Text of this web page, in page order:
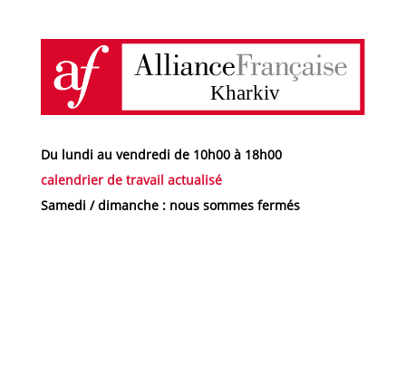
Du lundi au vendredi de 10h00 à 18h00
calendrier de travail actualisé
Samedi / dimanche : nous sommes fermés